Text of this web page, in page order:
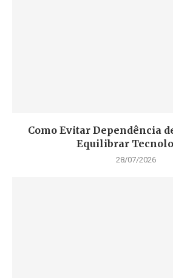
Como Evitar Dependência
Equilibrar
28/07/2026